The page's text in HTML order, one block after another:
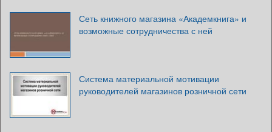
Сеть книжного магазина «Академкнига» и
возможные сотрудничества с ней
Система материальной мотивации
руководителей магазинов розничной сети